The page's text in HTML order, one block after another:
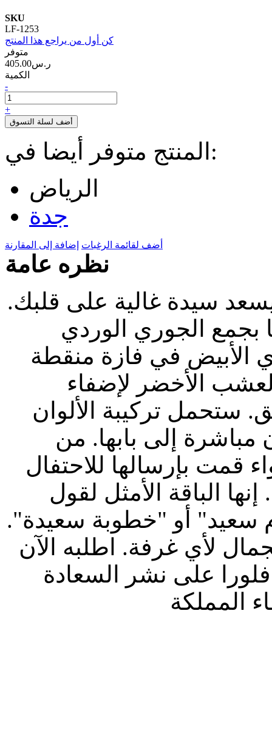
SKU
LF-1253
كن أول من يراجع هذا المنتج
متوفر
405.00ر.س‏
الكمية
-
+
أضف لسلة التسوق
المنتج متوفر أيضا في:
الرياض
جدة
أضف لقائمة الرغبات إضافة إلى المقارنة
نظره عامة
سيدة غالية على قلبك.
بجمع الجوري الوردي
الأبيض في فازة منقطة
الأخضر لإضفاء
ستحمل تركيبة الألوان
مباشرة إلى بابها. من
قمت بإرسالها للاحتفال
الباقة الأمثل لقول
سعيد" أو "خطوبة سعيدة".
لأي غرفة. اطلبه الآن
على نشر السعادة